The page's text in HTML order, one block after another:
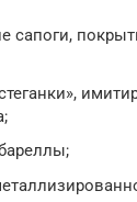
сапоги,